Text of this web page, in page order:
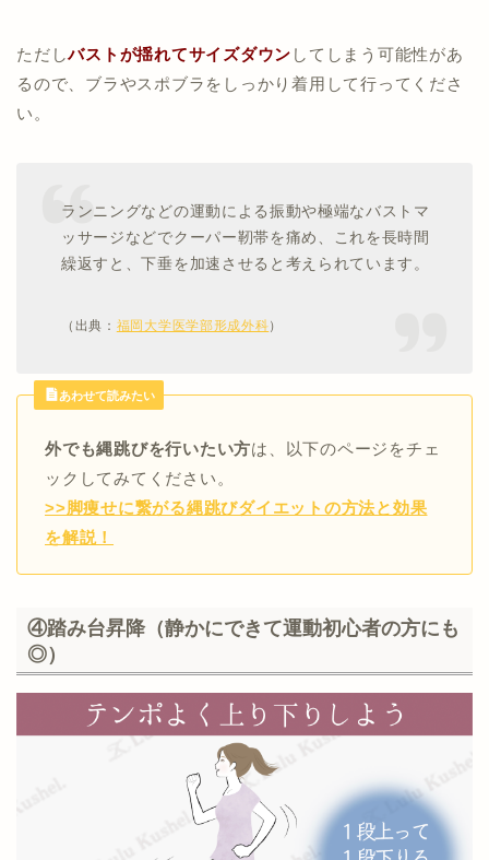
ただしバストが揺れてサイズダウン してしまう可能性があ
るので、ブラやスポブラをしっかり着用して行ってくださ
い。
ランニングなどの運動による振動や極端なバストマ
ッサージなどでクーパー靭帯を痛め、これを長時間
繰返すと、下垂を加速させると考えられています。
（出典： 福岡大学医学部形成外科）
あわせて読みたい
外でも縄跳びを行いたい方は、以下のページをチェ
ックしてみてください。
>>脚痩せに繋がる縄跳びダイエットの方法と効果
を解説！
④踏み台昇降（静かにできて運動初心者の方にも
◎）